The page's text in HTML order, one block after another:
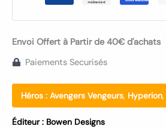
Envoi Offert à Partir de 40€ d'achats
Paiements Securisés
Héros : Avengers Vengeurs, Hyperion,
Éditeur : Bowen Designs